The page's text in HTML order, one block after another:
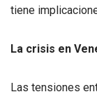
tiene
La crisis en
Las tensiones